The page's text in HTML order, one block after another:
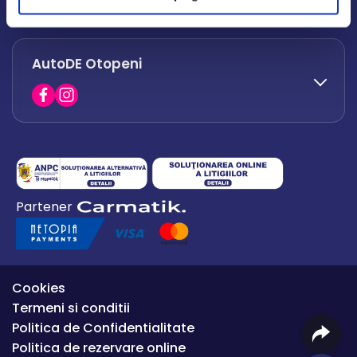
office.afumati@autode.ro
0730 063 852
0730 063 851
AutoDE Otopeni
0754 649 360
office.premium@autode.ro
Partener
Cookies
Termeni si conditii
Politica de Confidentialitate
Politica de rezervare online